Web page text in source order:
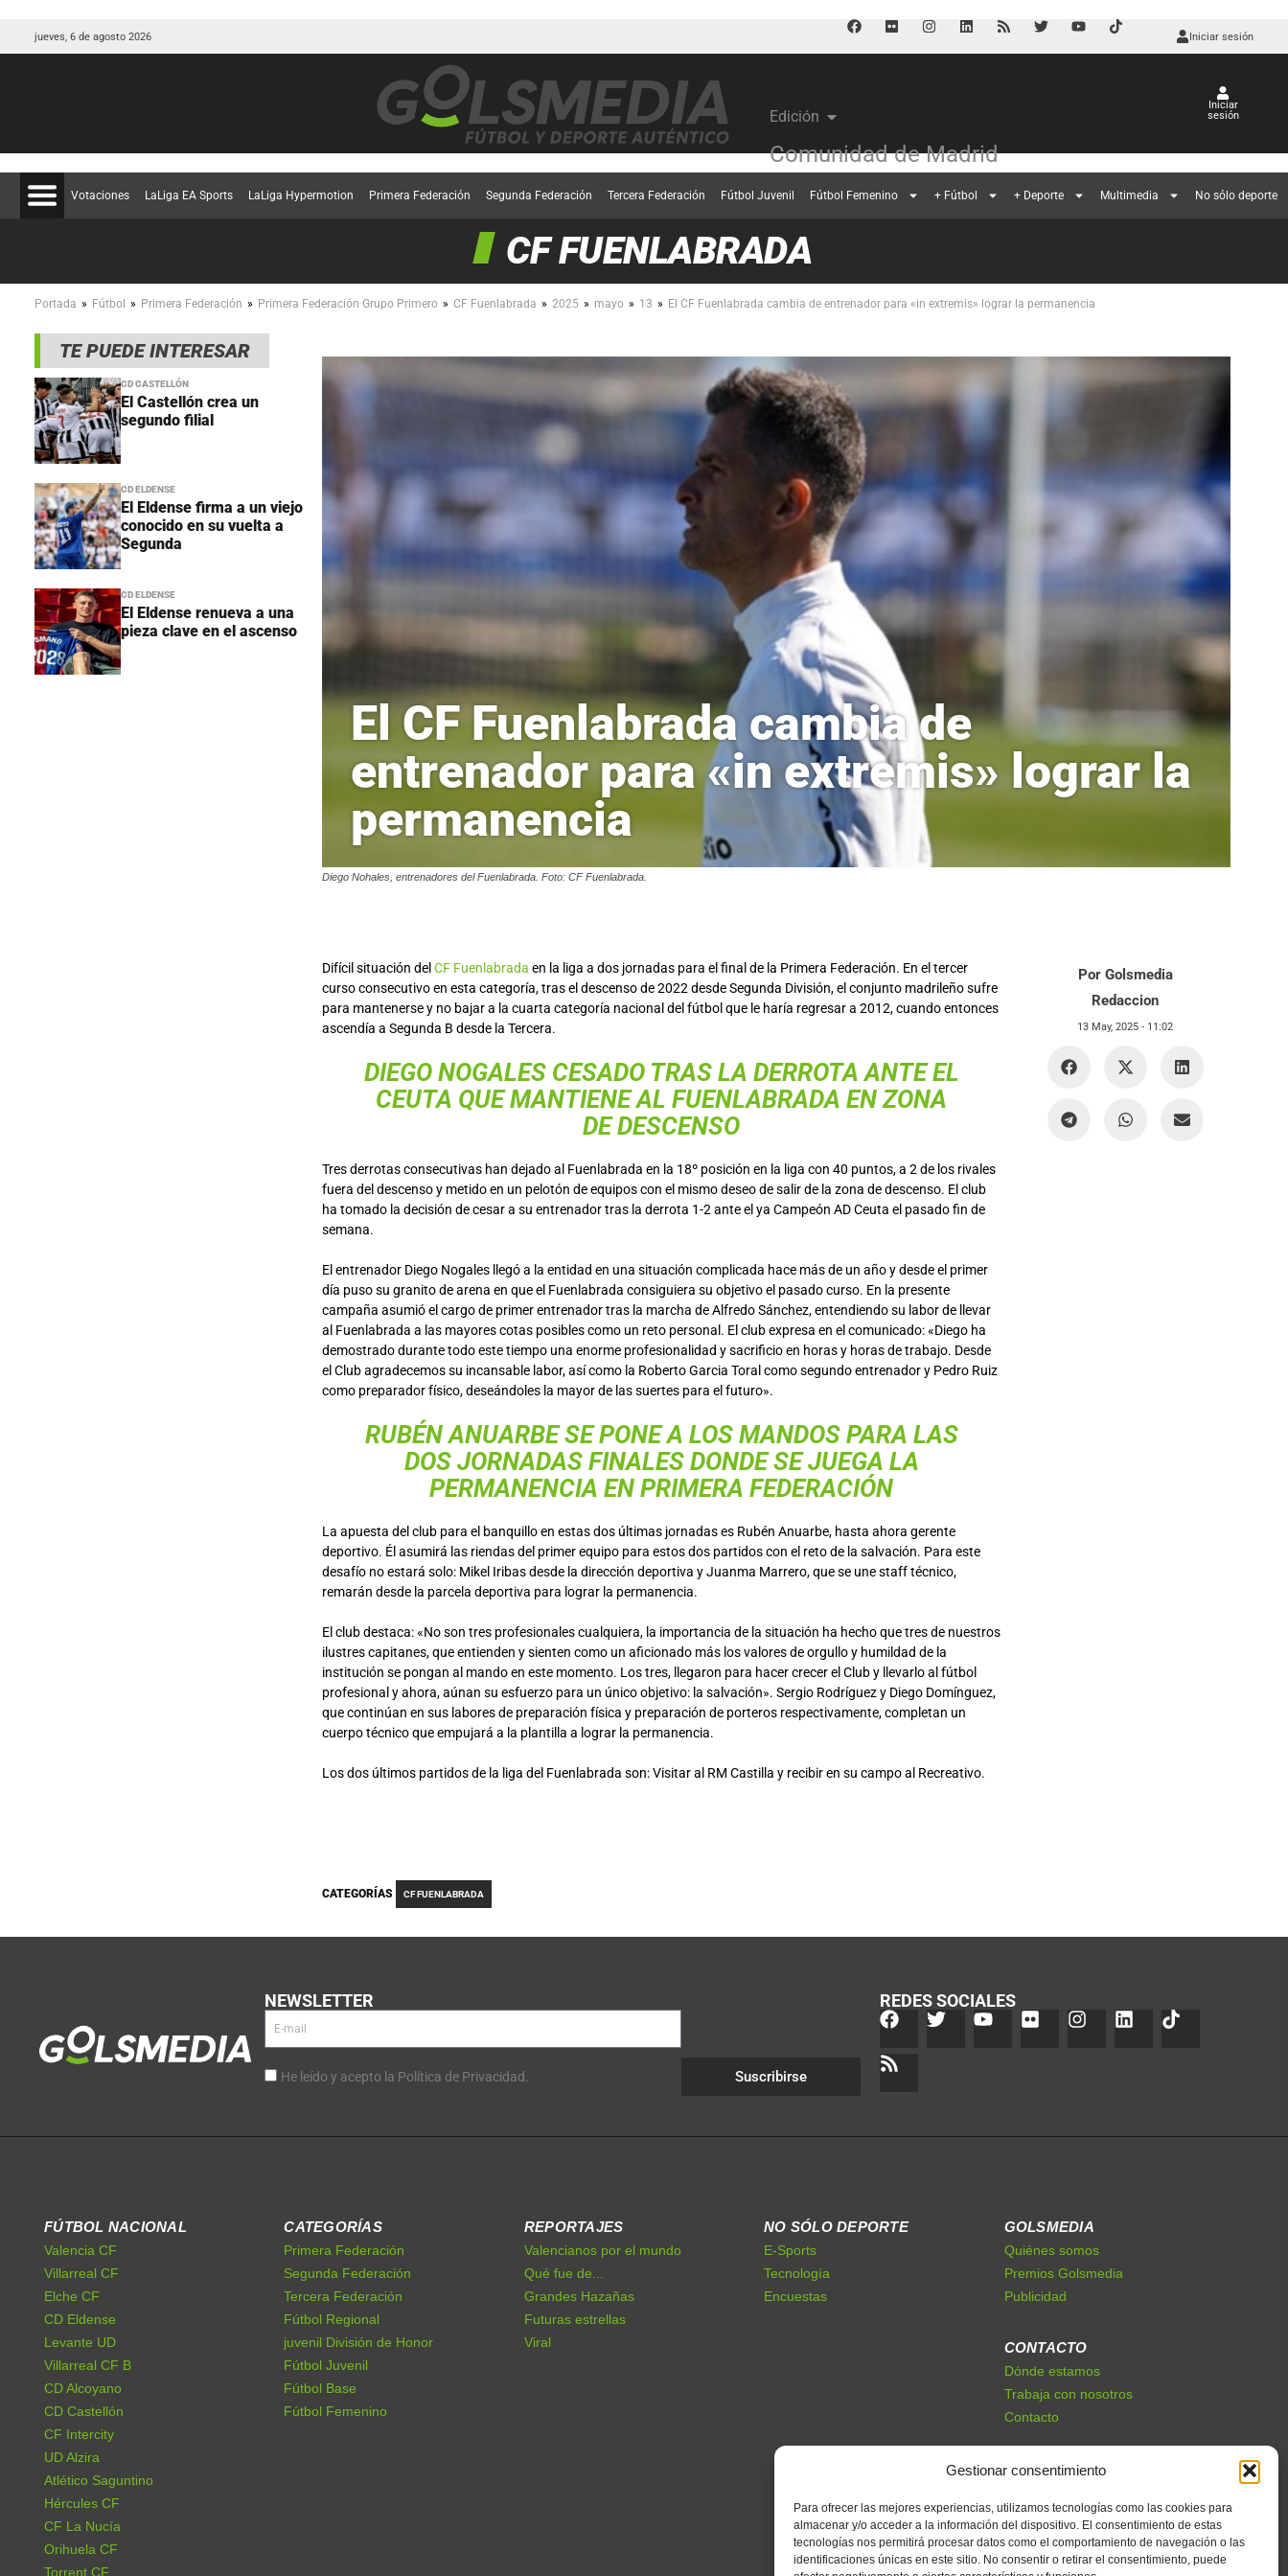
Gestionar consentimiento
Para ofrecer las mejores experiencias, utilizamos tecnologías como las cookies para
almacenar y/o acceder a la información del dispositivo. El consentimiento de estas
tecnologías nos permitirá procesar datos como el comportamiento de navegación o las
identificaciones únicas en este sitio. No consentir o retirar el consentimiento, puede
jueves, 6 de agosto 2026 Iniciar sesión
Edición
Comunidad de Madrid
Iniciar
sesión
Votaciones LaLiga EA Sports LaLiga Hypermotion Primera Federación Segunda Federación Tercera Federación Fútbol Juvenil Fútbol Femenino + Fútbol + Deporte Multimedia No sólo deporte
CF FUENLABRADA
Portada » Fútbol » Primera Federación » Primera Federación Grupo Primero » CF Fuenlabrada » 2025 » mayo » 13 » El CF Fuenlabrada cambia de entrenador para «in extremis» lograr la permanencia
TE PUEDE INTERESAR
CD CASTELLÓN
El Castellón crea un
segundo filial
CD ELDENSE
El Eldense firma a un viejo
conocido en su vuelta a
Segunda
CD ELDENSE
El Eldense renueva a una
pieza clave en el ascenso
El CF Fuenlabrada cambia de
entrenador para «in extremis» lograr la
permanencia
Diego Nohales, entrenadores del Fuenlabrada. Foto: CF Fuenlabrada.
Difícil situación del CF Fuenlabrada en la liga a dos jornadas para el final de la Primera Federación. En el tercer
curso consecutivo en esta categoría, tras el descenso de 2022 desde Segunda División, el conjunto madrileño sufre
para mantenerse y no bajar a la cuarta categoría nacional del fútbol que le haría regresar a 2012, cuando entonces
ascendía a Segunda B desde la Tercera.
DIEGO NOGALES CESADO TRAS LA DERROTA ANTE EL
CEUTA QUE MANTIENE AL FUENLABRADA EN ZONA
DE DESCENSO
Tres derrotas consecutivas han dejado al Fuenlabrada en la 18º posición en la liga con 40 puntos, a 2 de los rivales
fuera del descenso y metido en un pelotón de equipos con el mismo deseo de salir de la zona de descenso. El club
ha tomado la decisión de cesar a su entrenador tras la derrota 1-2 ante el ya Campeón AD Ceuta el pasado fin de
semana.
El entrenador Diego Nogales llegó a la entidad en una situación complicada hace más de un año y desde el primer
día puso su granito de arena en que el Fuenlabrada consiguiera su objetivo el pasado curso. En la presente
campaña asumió el cargo de primer entrenador tras la marcha de Alfredo Sánchez, entendiendo su labor de llevar
al Fuenlabrada a las mayores cotas posibles como un reto personal. El club expresa en el comunicado: «Diego ha
demostrado durante todo este tiempo una enorme profesionalidad y sacrificio en horas y horas de trabajo. Desde
el Club agradecemos su incansable labor, así como la Roberto Garcia Toral como segundo entrenador y Pedro Ruiz
como preparador físico, deseándoles la mayor de las suertes para el futuro».
RUBÉN ANUARBE SE PONE A LOS MANDOS PARA LAS
DOS JORNADAS FINALES DONDE SE JUEGA LA
PERMANENCIA EN PRIMERA FEDERACIÓN
La apuesta del club para el banquillo en estas dos últimas jornadas es Rubén Anuarbe, hasta ahora gerente
deportivo. Él asumirá las riendas del primer equipo para estos dos partidos con el reto de la salvación. Para este
desafío no estará solo: Mikel Iribas desde la dirección deportiva y Juanma Marrero, que se une staff técnico,
remarán desde la parcela deportiva para lograr la permanencia.
El club destaca: «No son tres profesionales cualquiera, la importancia de la situación ha hecho que tres de nuestros
ilustres capitanes, que entienden y sienten como un aficionado más los valores de orgullo y humildad de la
institución se pongan al mando en este momento. Los tres, llegaron para hacer crecer el Club y llevarlo al fútbol
profesional y ahora, aúnan su esfuerzo para un único objetivo: la salvación». Sergio Rodríguez y Diego Domínguez,
que continúan en sus labores de preparación física y preparación de porteros respectivamente, completan un
cuerpo técnico que empujará a la plantilla a lograr la permanencia.
Los dos últimos partidos de la liga del Fuenlabrada son: Visitar al RM Castilla y recibir en su campo al Recreativo.
Por Golsmedia
Redaccion
13 May, 2025 - 11:02
CATEGORÍAS CF FUENLABRADA
NEWSLETTER
He leído y acepto la Política de Privacidad. Suscribirse
REDES SOCIALES
FÚTBOL NACIONAL
Valencia CF
Villarreal CF
Elche CF
CD Eldense
Levante UD
Villarreal CF B
CD Alcoyano
CD Castellón
CF Intercity
UD Alzira
Atlético Saguntino
Hércules CF
CF La Nucía
Orihuela CF
Torrent CF
CATEGORÍAS
Primera Federación
Segunda Federación
Tercera Federación
Fútbol Regional
juvenil División de Honor
Fútbol Juvenil
Fútbol Base
Fútbol Femenino
REPORTAJES
Valencianos por el mundo
Qué fue de...
Grandes Hazañas
Futuras estrellas
Viral
NO SÓLO DEPORTE
E-Sports
Tecnología
Encuestas
GOLSMEDIA
Quiénes somos
Premios Golsmedia
Publicidad
CONTACTO
Dónde estamos
Trabaja con nosotros
Contacto